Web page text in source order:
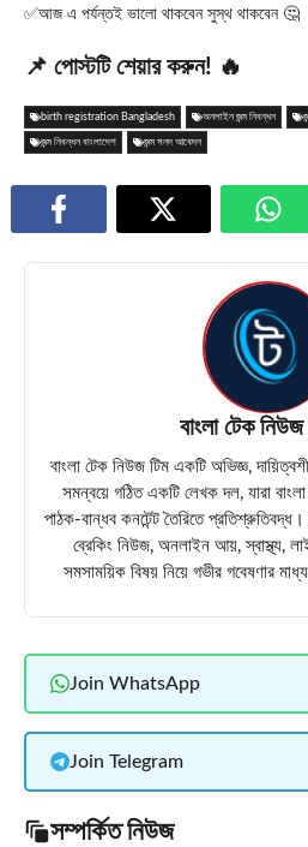
✅আজ এ পর্যন্তই ভালো থাকবেন সুস্থ থাকবেন 🤔
📌 পোস্টটি শেয়ার করুন! 🔥
birth registration Bangladesh অনলাইন জন্ম নিবন্ধন
জন্ম নিবন্ধন বাংলাদেশ জন্ম সনদ আবেদন
বাংলা টেক নিউজ
বাংলা টেক নিউজ টিম একটি অভিজ্ঞ,
সমন্বয়ে গঠিত একটি লেখক দল, যারা
পাঠক-বান্ধব কনটেন্ট তৈরিতে
ব্রেকিং নিউজ, অনলাইন আয়, স্বাস্থ্য,
সমসাময়িক বিষয় নিয়ে গভীর গবেষণার
Join WhatsApp
Join Telegram
সম্পর্কিত নিউজ